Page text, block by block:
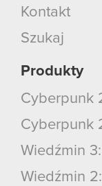
Kontakt
Szukaj
Produkty
Cyberpunk
Cyberpunk
Wiedźmin
Wiedźmin